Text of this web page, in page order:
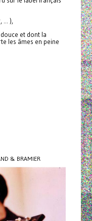
... ),
et dont la
les âmes en peine
& BRAMIER